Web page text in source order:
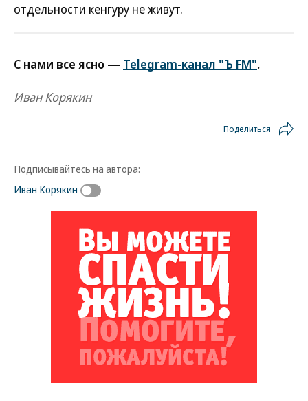
отдельности кенгуру не живут.
С нами все ясно — Telegram-канал "Ъ FM".
Иван Корякин
Поделиться
Подписывайтесь на автора:
Иван Корякин